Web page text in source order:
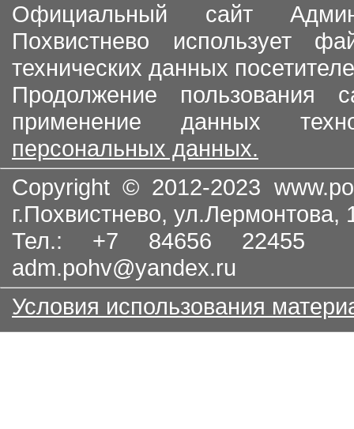
Официальный сайт
Похвистнево использует
технических данных
Продолжение пользования
применение данных
персональных данных.
Copyright © 2012-2023
г.Похвистнево, ул.Лермонтова,
Тел.: +7 84656
adm.pohv@yandex.ru
Условия использования